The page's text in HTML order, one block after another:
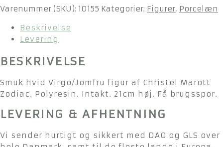
Varenummer (SKU): 10155 Kategorier: Figurer, Porcelæn
Beskrivelse
Levering
BESKRIVELSE
Smuk hvid Virgo/Jomfru figur af Christel Marott
Zodiac. Polyresin. Intakt. 21cm høj. Få brugsspor.
LEVERING & AFHENTNING
Vi sender hurtigt og sikkert med DAO og GLS over